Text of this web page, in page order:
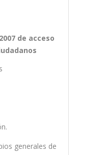
de acceso
generales de